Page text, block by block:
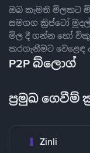
ඔබ කැමති මිලකට
සමගග ක්‍රිප්ටෝ
මිල දී ගන්න හෝ
කරගැනීමට වෙළෙඳ
P2P බ්ලොග්
ප්‍රමුඛ ගෙවීම්
Zinli